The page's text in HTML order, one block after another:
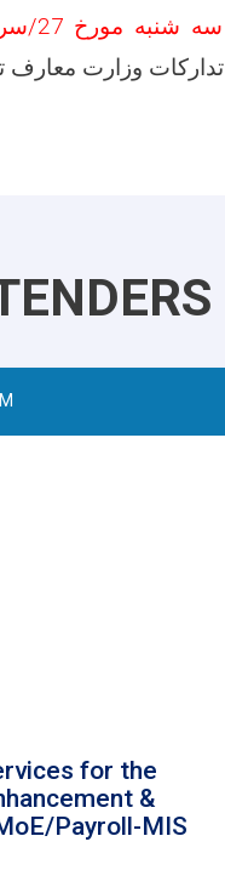
سه شنبه مورخ 27/
وزارت معارف
for the
&
Payroll-MIS